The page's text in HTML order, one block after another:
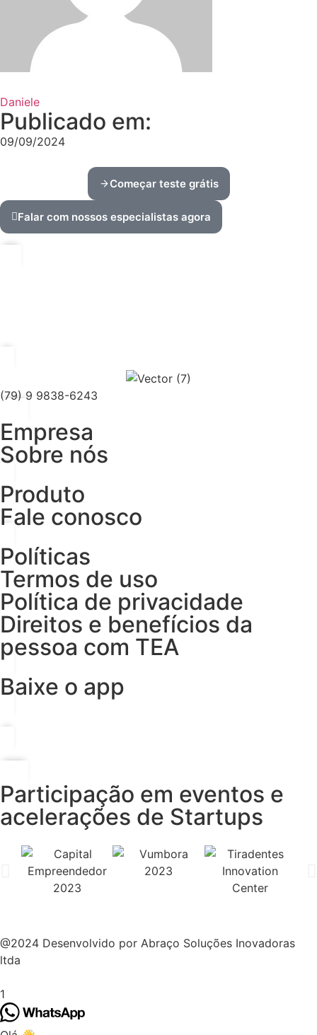
Daniele
Publicado em:
09/09/2024
Começar teste grátis
Falar com nossos especialistas agora
(79) 9 9838-6243
Empresa
Sobre nós
Produto
Fale conosco
Políticas
Termos de uso
Política de privacidade
Direitos e benefícios da
pessoa com TEA
Baixe o app
Participação em eventos e
acelerações de Startups
@2024 Desenvolvido por Abraço Soluções Inovadoras
ltda
1